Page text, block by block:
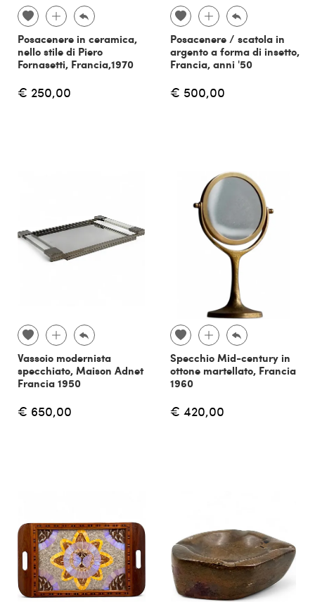
Posacenere in ceramica,
nello stile di Piero
Fornasetti, Francia,1970
€ 250,00
Posacenere / scatola in
argento a forma di insetto,
Francia, anni '50
€ 500,00
Vassoio modernista
specchiato, Maison Adnet
Francia 1950
€ 650,00
Specchio Mid-century in
ottone martellato, Francia
1960
€ 420,00